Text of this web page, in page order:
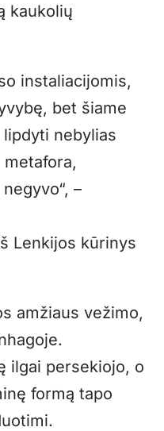
kaukolių
instaliacijomis,
bet šiame
nebylias
–
Lenkijos kūrinys
amžiaus vežimo,
ilgai persekiojo, o
formą tapo